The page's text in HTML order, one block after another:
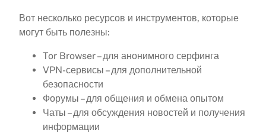
Вот несколько ресурсов и инструментов, которые
могут быть полезны:
Tor Browser – для анонимного серфинга
VPN-сервисы – для дополнительной
безопасности
Форумы – для общения и обмена опытом
Чаты – для обсуждения новостей и получения
информации